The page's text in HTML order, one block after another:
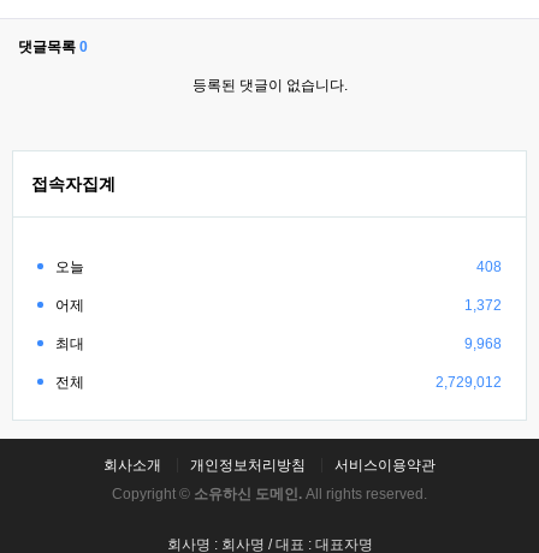
댓글목록 0
등록된 댓글이 없습니다.
접속자집계
오늘 408
어제 1,372
최대 9,968
전체 2,729,012
회사소개 개인정보처리방침
서비스이용약관
Copyright © 소유하신 도메인. All rights reserved.
회사명 : 회사명 / 대표 : 대표자명